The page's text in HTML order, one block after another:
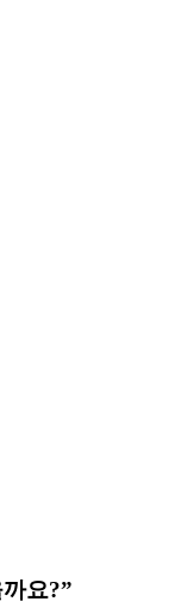
요?”